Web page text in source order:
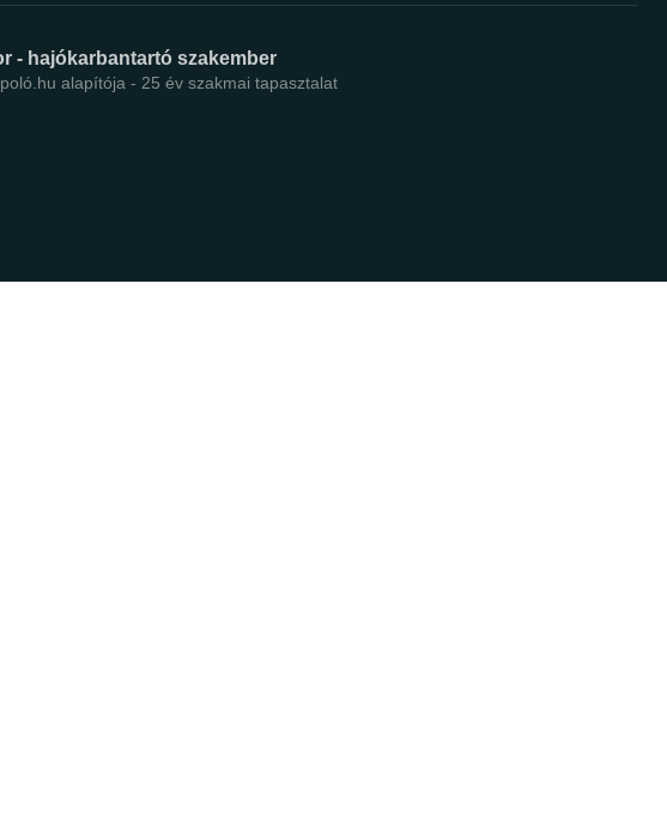
- hajókarbantartó szakember
alapítója - 25 év szakmai tapasztalat